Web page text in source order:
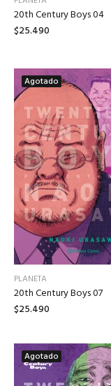
20th Century Boys 04
$25.490
Agotado
PLANETA
20th Century Boys 07
$25.490
Agotado